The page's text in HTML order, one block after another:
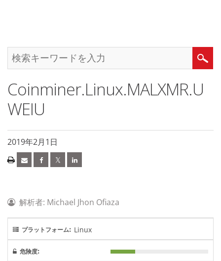
Coinminer.Linux.MALXMR.U
WEIU
2019年2月1日
解析者: Michael Jhon Ofiaza
プラットフォーム: Linux
危険度: